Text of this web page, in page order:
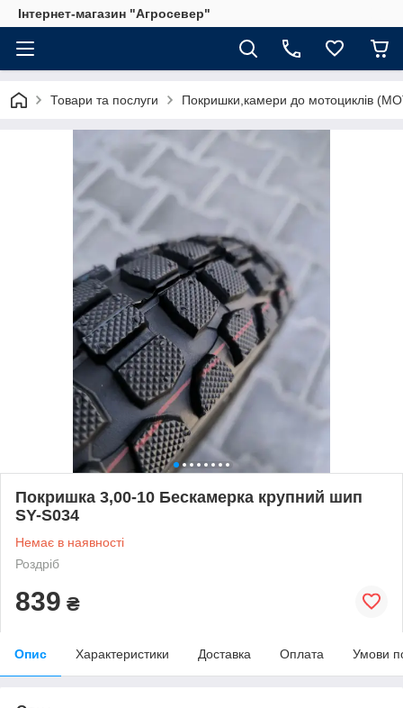
Інтернет-магазин "Агросевер"
Товари та послуги Покришки,камери до мотоциклів
Покришка 3,00-10 Бескамерка крупний шип
SY-S034
Немає в наявності
Роздріб
839 ₴
Опис Характеристики Доставка Оплата Умови